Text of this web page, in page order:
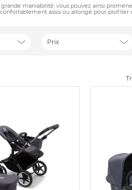
maniabilité, vous pouvez ainsi
assis ou allongé pour profiter
Prix